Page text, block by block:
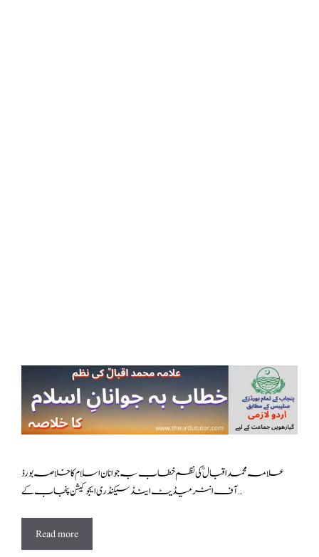
علامہ محمد اقبال ؒ کی نظم خطاب بہ جوانان اسلام کا خلاصہ بورڈ
آف انٹرمیڈیٹ اینڈ سیکنڈری ایجوکیشن پنجاب کے …
Read more